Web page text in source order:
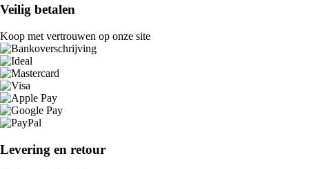
Veilig betalen
Koop met vertrouwen op onze site
Levering en retour